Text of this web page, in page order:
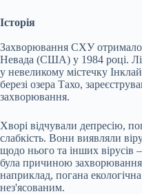
Історія
Захворювання СХУ отримало
Невада (США) у 1984 році.
у невеликому містечку
березі озера Тахо,
захворювання.
Хворі відчували депресію,
слабкість. Вони виявляли
щодо нього та інших вірусів
була причиною захворювання
наприклад, погана
нез'ясованим.